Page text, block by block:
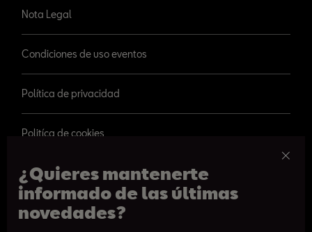
¿Quieres mantenerte
informado de las últimas
novedades?
Nota Legal
Condiciones de uso eventos
Política de privacidad
Politíca de cookies